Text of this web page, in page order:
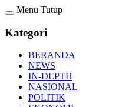
Menu Tutup
Kategori
BERANDA
NEWS
IN-DEPTH
NASIONAL
POLITIK